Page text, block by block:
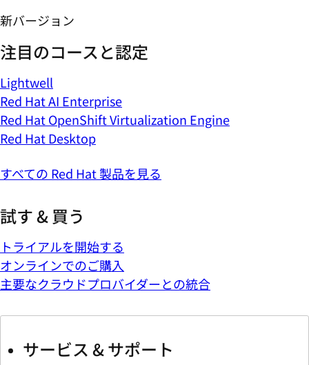
新バージョン
注目のコースと認定
Lightwell
Red Hat AI Enterprise
Red Hat OpenShift Virtualization Engine
Red Hat Desktop
すべての Red Hat 製品を見る
試す & 買う
トライアルを開始する
オンラインでのご購入
主要なクラウドプロバイダーとの統合
サービス & サポート